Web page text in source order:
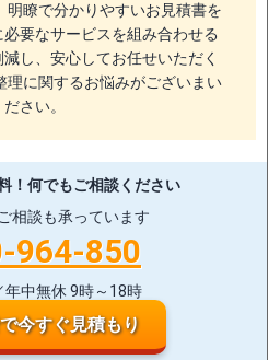
明瞭で分かりやすいお見積書を
要なサービスを組み合わせる
し、安心してお任せいただく
理に関するお悩みがございまい
さい。
！ 何でもご相談ください
相談も承っています
964-850
年中無休 9時～18時
今すぐ見積もり